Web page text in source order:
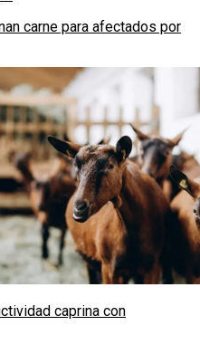
carne para afectados por
caprina con